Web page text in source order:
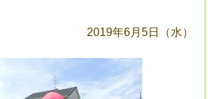
2019年6月5日（水）